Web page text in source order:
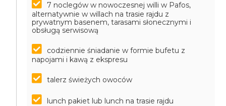
7 noclegów w nowoczesnej willi w Pafos,
alternatywnie w willach na trasie rajdu z
prywatnym basenem, tarasami słonecznymi i
obsługą serwisową
codziennie śniadanie w formie bufetu z
napojami i kawą z ekspresu
talerz świeżych owoców
lunch pakiet lub lunch na trasie rajdu